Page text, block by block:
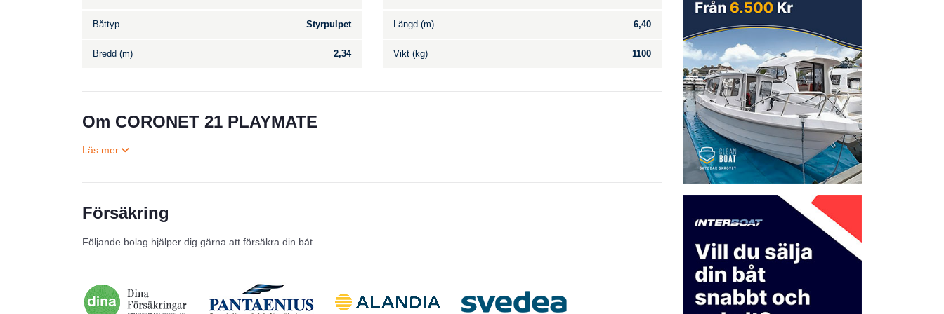
Båttyp Styrpulpet Längd (m) 6,40
Bredd (m) 2,34 Vikt (kg) 1100
Om CORONET 21 PLAYMATE
Försäkring
Följande bolag hjälper dig gärna att försäkra din båt.